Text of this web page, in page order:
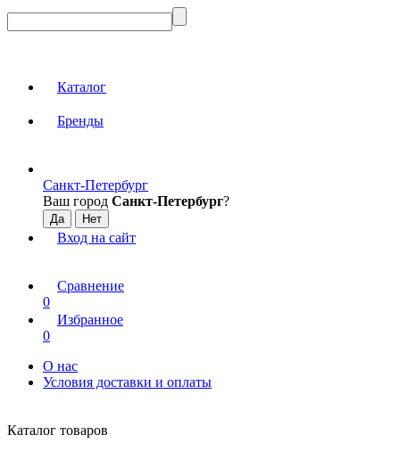
Каталог
Бренды
Санкт-Петербург
Ваш город Санкт-Петербург?
Вход на сайт
Сравнение
0
Избранное
0
О нас
Условия доставки и оплаты
Каталог товаров